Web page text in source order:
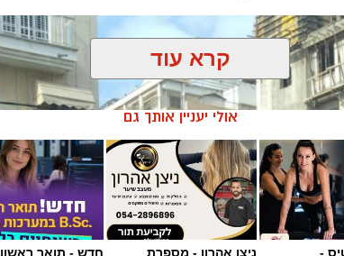
קרא עוד
אולי יעניין אותך גם
-
ניצן אהרון - מספרת
חדש - תואר ראשון